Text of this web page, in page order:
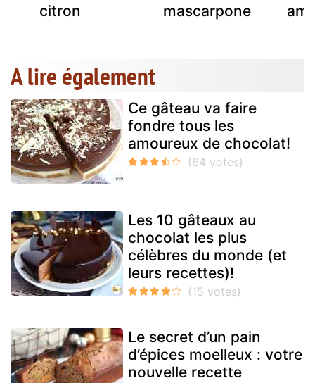
citron
mascarpone
A lire également
Ce gâteau va faire
fondre tous les
amoureux de chocolat!
Les 10 gâteaux au
chocolat les plus
célèbres du monde (et
leurs recettes)!
Le secret d’un pain
d’épices moelleux : votre
nouvelle recette